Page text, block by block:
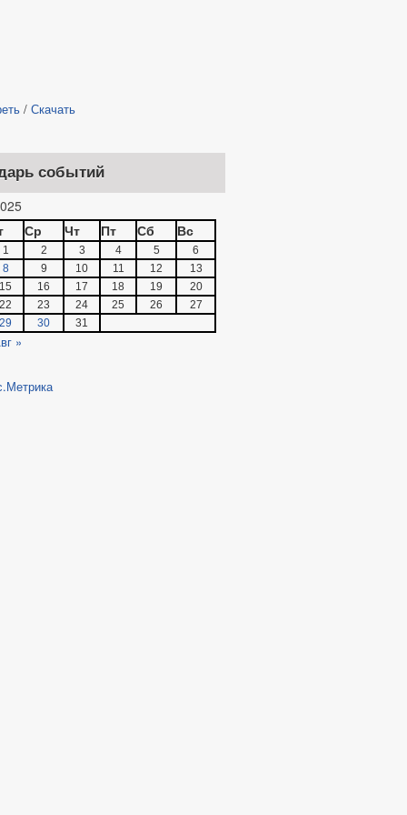
/ Скачать
событий
Ср Чт Пт Сб Вс
1 2 3 4 5
6
8
9 10 11 12
13
15
16 17 18 19
20
22
23 24 25 26
27
29
30 31
»